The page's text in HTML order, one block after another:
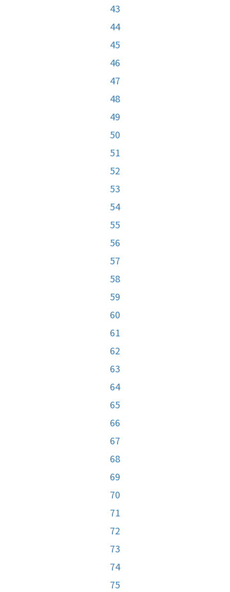
43
44
45
46
47
48
49
50
51
52
53
54
55
56
57
58
59
60
61
62
63
64
65
66
67
68
69
70
71
72
73
74
75